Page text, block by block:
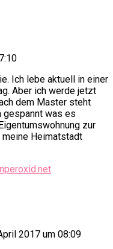
Ich lebe aktuell in einer
Aber ich werde jetzt
dem Master steht
gespannt was es
zur
Heimatstadt
2017 um 08:09